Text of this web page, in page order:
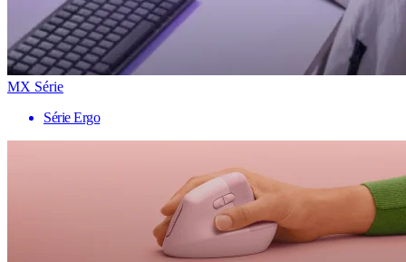
MX Série
Série Ergo